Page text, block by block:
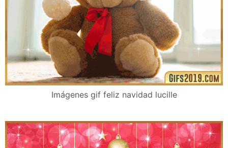
Imágenes gif feliz navidad lucille